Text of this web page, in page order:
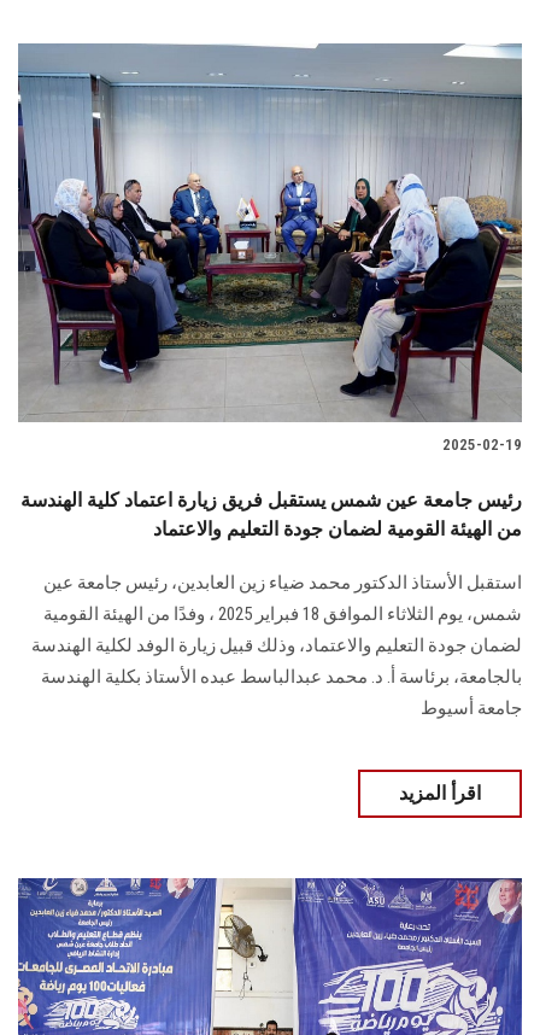
2025-02-19
رئيس جامعة عين شمس يستقبل فريق زيارة اعتماد كلية الهندسة
من الهيئة القومية لضمان جودة التعليم والاعتماد
استقبل الأستاذ الدكتور محمد ضياء زين العابدين، رئيس جامعة عين
شمس، يوم الثلاثاء الموافق 18 فبراير 2025 ، وفدًا من الهيئة القومية
لضمان جودة التعليم والاعتماد، وذلك قبيل زيارة الوفد لكلية الهندسة
بالجامعة، برئاسة أ. د. محمد عبدالباسط عبده الأستاذ بكلية الهندسة
جامعة أسيوط
اقرأ المزيد